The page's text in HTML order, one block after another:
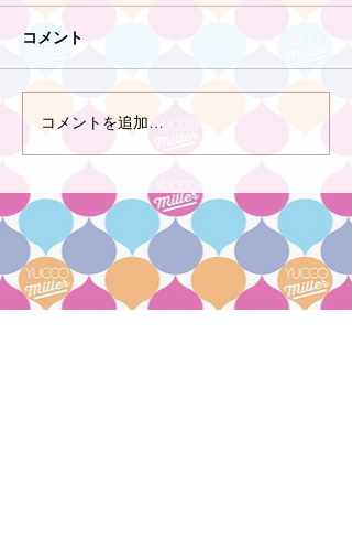
コメント
コメントを追加…